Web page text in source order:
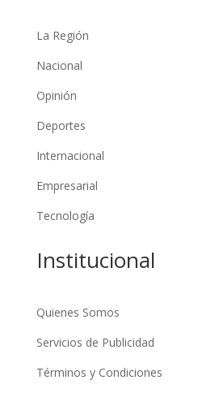
La Región
Nacional
Opinión
Deportes
Internacional
Empresarial
Tecnología
Institucional
Quienes Somos
Servicios de Publicidad
Términos y Condiciones